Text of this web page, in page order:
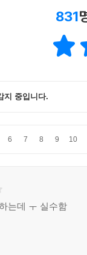
831
지 중입니다.
6 7 8 9 10
는데 ㅜ 실수함